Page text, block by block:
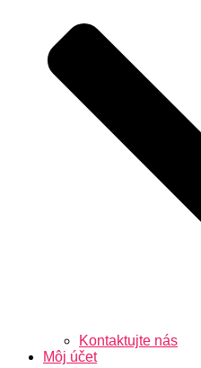
Kontaktujte nás
Môj účet